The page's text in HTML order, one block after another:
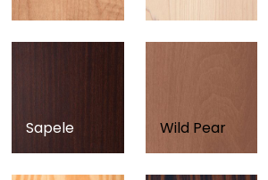
Sapele Wild Pear